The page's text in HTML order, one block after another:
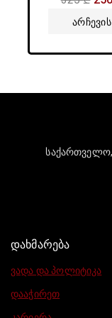
5-დან
Არჩევის
საქართველო,
დახმარება
ვადა და პოლიტიკა
დააჭირეთ